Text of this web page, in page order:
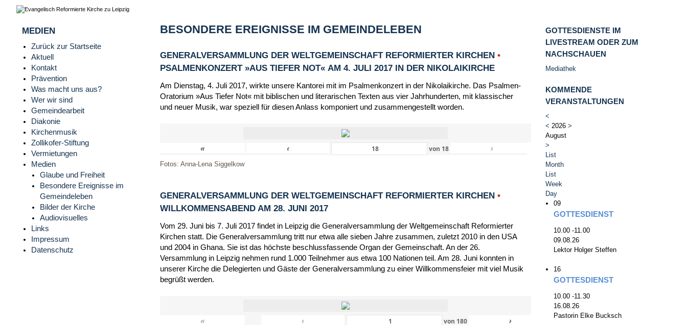
MEDIEN
Zurück zur Startseite
Aktuell
Kontakt
Prävention
Was macht uns aus?
Wer wir sind
Gemeindearbeit
Diakonie
Kirchenmusik
Zollikofer-Stiftung
Vermietungen
Medien
Glaube und Freiheit
Besondere Ereignisse im
Gemeindeleben
Bilder der Kirche
Audiovisuelles
Links
Impressum
Datenschutz
BESONDERE EREIGNISSE IM GEMEINDELEBEN
GENERALVERSAMMLUNG DER WELTGEMEINSCHAFT REFORMIERTER KIRCHEN •
PSALMENKONZERT »AUS TIEFER NOT« AM 4. JULI 2017 IN DER NIKOLAIKIRCHE
Am Dienstag, 4. Juli 2017, wirkte unsere Kantorei mit im Psalmenkonzert in der Nikolaikirche. Das Psalmen-
Oratorium »Aus Tiefer Not« mit biblischen und literarischen Texten aus vier Jahrhunderten, mit klassischer
und neuer Musik, war speziell für diesen Anlass komponiert und zusammengestellt worden.
« ‹ von 18 ›
Fotos: Anna-Lena Siggelkow
GENERALVERSAMMLUNG DER WELTGEMEINSCHAFT REFORMIERTER KIRCHEN •
WILLKOMMENSABEND AM 28. JUNI 2017
Vom 29. Juni bis 7. Juli 2017 findet in Leipzig die Generalversammlung der Weltgemeinschaft Reformierter
Kirchen statt. Die Generalversammlung tritt nur etwa alle sieben Jahre zusammen, zuletzt 2010 in den USA
und 2004 in Ghana. Sie ist das höchste beschlussfassende Organ der Gemeinschaft. An der 26.
Versammlung in Leipzig nehmen rund 1.000 Teilnehmer aus etwa 100 Nationen teil. Am 28. Juni konnten in
unserer Kirche die Delegierten und Gäste der Generalversammlung zu einer Willkommensfeier mit viel Musik
begrüßt werden.
« ‹ von 180 › »
GOTTESDIENSTE IM
LIVESTREAM ODER ZUM
NACHSCHAUEN
Mediathek
KOMMENDE
VERANSTALTUNGEN
<
< 2026 >
August
>
List
Month
List
Week
Day
09
GOTTESDIENST
10.00 -11.00
09.08.26
Lektor Holger Steffen
16
GOTTESDIENST
10.00 -11.30
16.08.26
Pastorin Elke Bucksch